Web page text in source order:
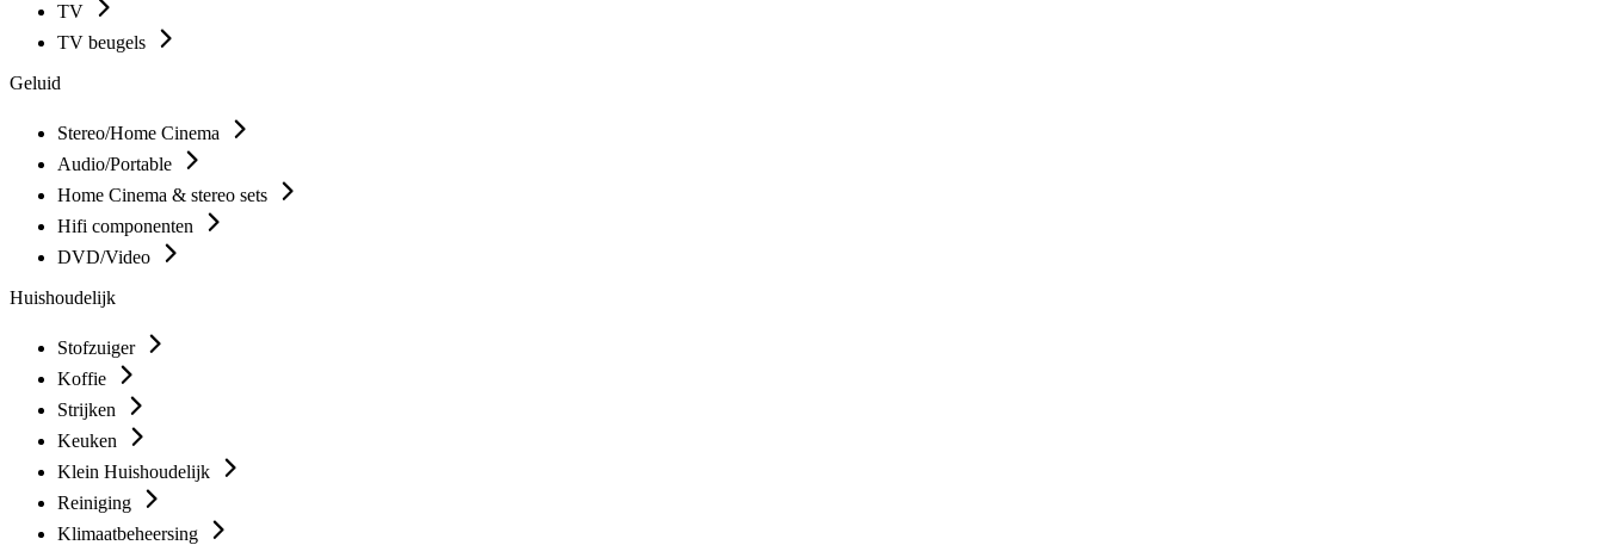
TV
TV beugels
Geluid
Stereo/Home Cinema
Audio/Portable
Home Cinema & stereo sets
Hifi componenten
DVD/Video
Huishoudelijk
Stofzuiger
Koffie
Strijken
Keuken
Klein Huishoudelijk
Reiniging
Klimaatbeheersing